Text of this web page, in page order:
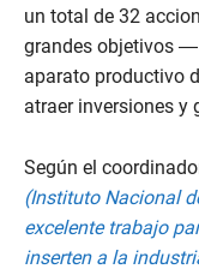
un total de 32
grandes objetivos —
aparato productivo
atraer inversiones y
Según el
(Instituto Nacional
excelente trabajo
inserten a la